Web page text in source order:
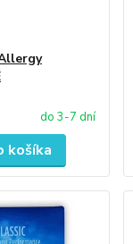
do 3-7 dní
košíka